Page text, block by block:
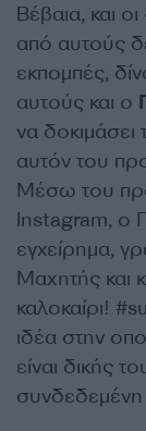
Βέβαια, και
από αυτούς
εκπομπές,
αυτούς και ο
να
αυτόν του
Μέσω του
Instagram, ο
εγχείρημα,
Μαχητής και
καλοκαίρι!
ιδέα στην
είναι δικής